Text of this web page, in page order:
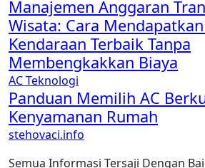
Manajemen Anggaran
Wisata: Cara
Kendaraan Terbaik Tanpa
Membengkakkan Biaya
ACTeknologi
Panduan Memilih AC
Kenyamanan Rumah
stehovaci.info
Semua Informasi Tersaji Dengan